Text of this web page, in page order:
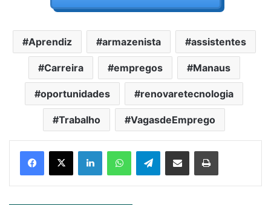
Aprendiz armazenista assistentes
Carreira empregos Manaus
oportunidades renovaretecnologia
Trabalho VagasdeEmprego
Telegram